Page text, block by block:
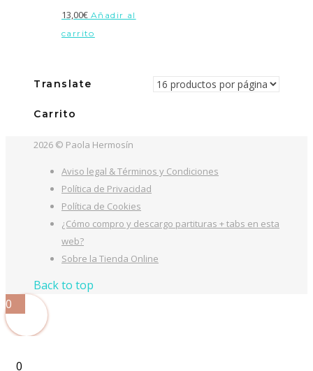
13,00€ Añadir al
carrito
Translate
Carrito
2026 © Paola Hermosín
Aviso legal & Términos y Condiciones
Política de Privacidad
Política de Cookies
¿Cómo compro y descargo partituras + tabs en esta
web?
Sobre la Tienda Online
Back to top
0
0